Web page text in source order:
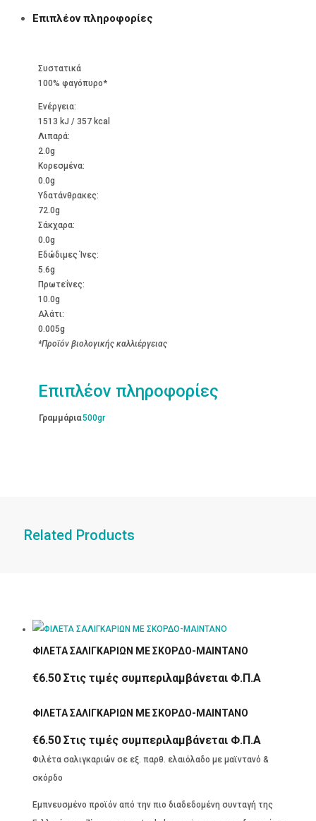
Επιπλέον πληροφορίες
Συστατικά
100% φαγόπυρο*
Ενέργεια:
1513 kJ / 357 kcal
Λιπαρά:
2.0g
Kορεσμένα:
0.0g
Υδατάνθρακες:
72.0g
Σάκχαρα:
0.0g
Εδώδιμες Ίνες:
5.6g
Πρωτεΐνες:
10.0g
Αλάτι:
0.005g
*Προϊόν βιολογικής καλλιέργειας
Επιπλέον πληροφορίες
Γραμμάρια500gr
Related Products
ΦΙΛΕΤΑ ΣΑΛΙΓΚΑΡΙΩΝ ΜΕ ΣΚΟΡΔΟ-ΜΑΙΝΤΑΝΟ
€6.50 Στις τιμές συμπεριλαμβάνεται Φ.Π.Α
ΦΙΛΕΤΑ ΣΑΛΙΓΚΑΡΙΩΝ ΜΕ ΣΚΟΡΔΟ-ΜΑΙΝΤΑΝΟ
€6.50 Στις τιμές συμπεριλαμβάνεται Φ.Π.Α
Φιλέτα σαλιγκαριών σε εξ. παρθ. ελαιόλαδο με μαϊντανό &
σκόρδο
Εμπνευσμένο προϊόν από την πιο διαδεδομένη συνταγή της